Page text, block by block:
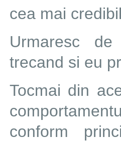
cea mai
Urmaresc
trecand si eu
Tocmai din
conform